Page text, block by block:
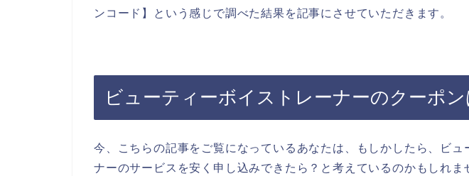
ンコード】という感じで調べた結果を記事にさせていただきます。
ビューティーボイストレーナーのクーポン
今、こちらの記事をご覧になっているあなたは、もしかしたら、ビュ
ナーのサービスを安く申し込みできたら？と考えているのかもしれま